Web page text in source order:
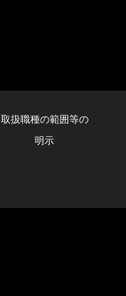
取扱職種の範囲等の
明示